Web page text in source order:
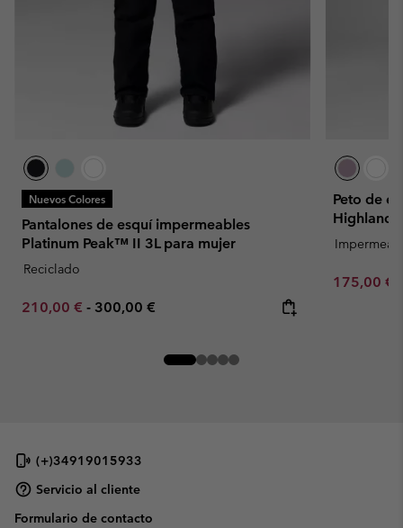
Nuevos Colores
Pantalones de esquí impermeables
Platinum Peak™ II 3L para mujer
Reciclado
Minimum sale price:
210,00 € - Maximum price:
300,00 €
Peto de
Highland
Sale price:
175,00 €
(+)34919015933
Servicio al cliente
Formulario de contacto